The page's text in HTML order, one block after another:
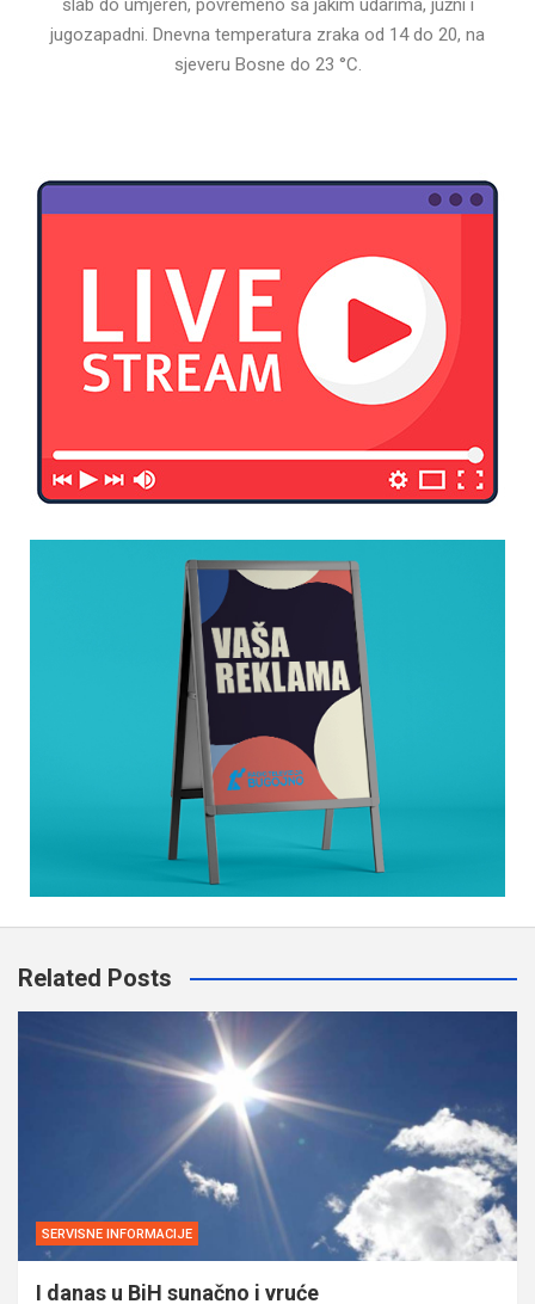
slab do umjeren, povremeno sa jakim udarima, južni i
jugozapadni. Dnevna temperatura zraka od 14 do 20, na
sjeveru Bosne do 23 °C.
Related Posts
SERVISNE INFORMACIJE
I danas u BiH sunačno i vruće